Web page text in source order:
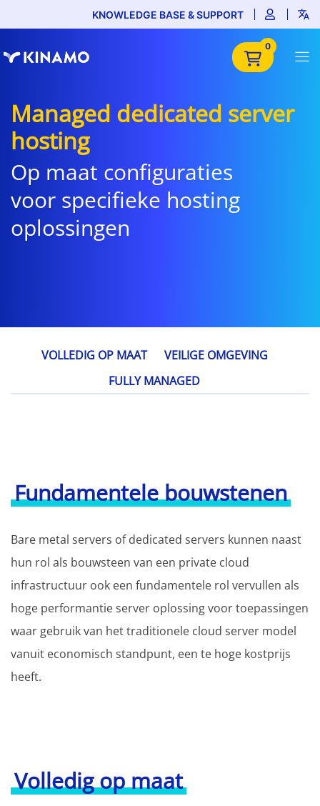
KNOWLEDGE BASE & SUPPORT
0
Managed dedicated server
hosting
Op maat configuraties
voor specifieke hosting
oplossingen
VOLLEDIG OP MAAT
VEILIGE OMGEVING
FULLY MANAGED
Fundamentele bouwstenen
Bare metal servers of dedicated servers kunnen naast
hun rol als bouwsteen van een private cloud
infrastructuur ook een fundamentele rol vervullen als
hoge performantie server oplossing voor toepassingen
waar gebruik van het traditionele cloud server model
vanuit economisch standpunt, een te hoge kostprijs
heeft.
Volledig op maat